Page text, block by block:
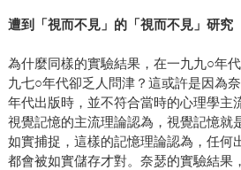
遭到「視而不見」的「視而不見」研究
為什麼同樣的實驗結果，在一九九○年
九七○年代卻乏人問津？這或許是因為
年代出版時，並不符合當時的心理學主
視覺記憶的主流理論認為，視覺記憶就
如實捕捉，這樣的記憶理論認為，任何
都會被如實儲存才對。奈瑟的實驗結果